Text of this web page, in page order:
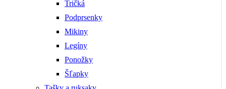
Tričká
Podprsenky
Mikiny
Legíny
Ponožky
Šľapky